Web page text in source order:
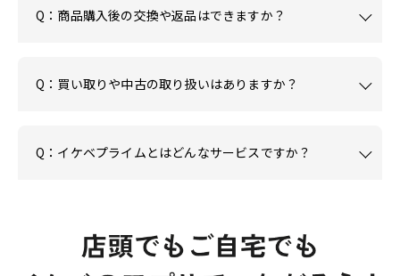
Q：商品購入後の交換や返品はできますか？
Q：買い取りや中古の取り扱いはありますか？
Q：イケベプライムとはどんなサービスですか？